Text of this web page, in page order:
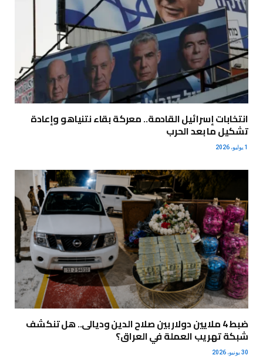
انتخابات إسرائيل القادمة.. معركة بقاء نتنياهو وإعادة
تشكيل ما بعد الحرب
1 يوليو، 2026
ضبط 4 ملايين دولار بين صلاح الدين وديالى.. هل تنكشف
شبكة تهريب العملة في العراق؟
30 يونيو، 2026